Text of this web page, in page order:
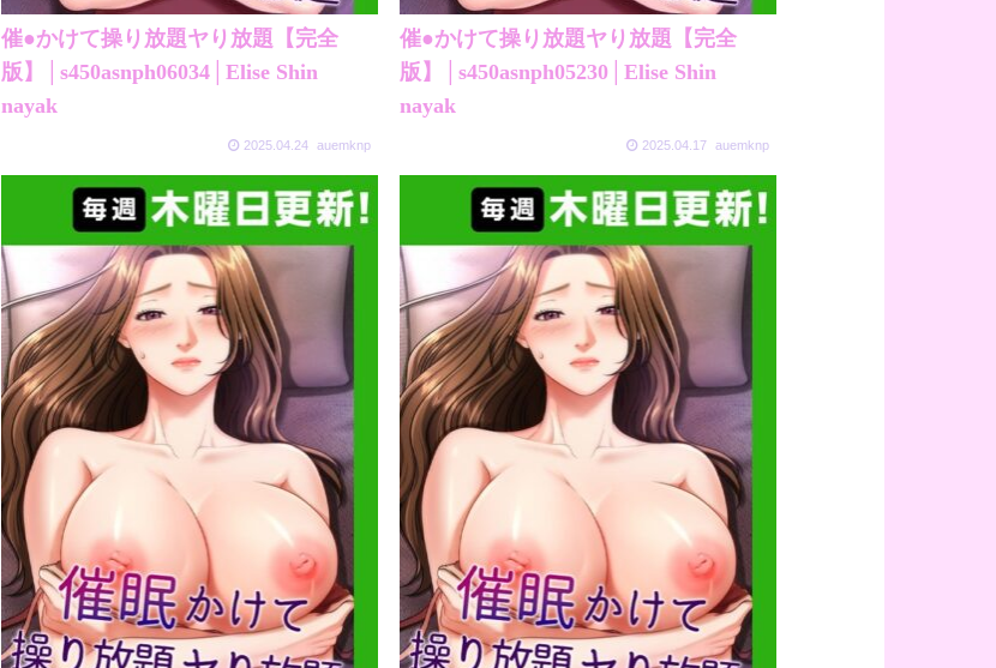
催●かけて操り放題ヤり放題【完全
版】│s450asnph06034│Elise Shin
nayak
2025.04.24 auemknp
催●かけて操り放題ヤり放題【完全
版】│s450asnph05230│Elise Shin
nayak
2025.04.17 auemknp